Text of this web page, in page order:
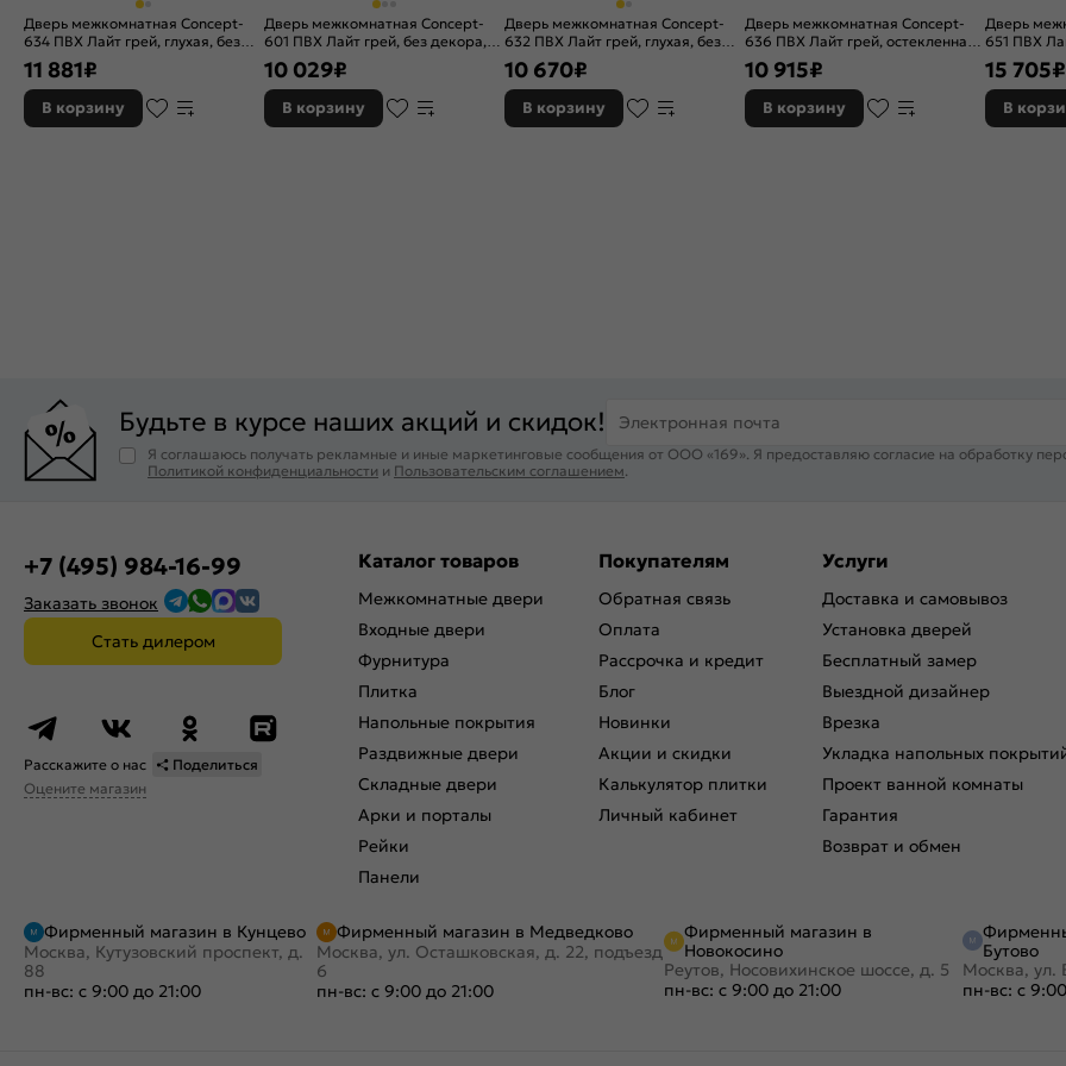
Дверь межкомнатная Concept-
634 ПВХ Лайт грей, глухая, без
кромки, царговая
11 881₽
В корзину
Дверь межкомнатная Concept-
601 ПВХ Лайт грей, без декора,
остекленная, лакобель чёрный,
без кромки, царговая
10 029₽
В корзину
Дверь межкомнатная Concept-
632 ПВХ Лайт грей, глухая, без
кромки, царговая
10 670₽
В корзину
Дверь межкомнатная Concept-
636 ПВХ Лайт грей, остекленная,
сатинат белый, без кромки,
царговая
10 915₽
В корзину
Дверь
651 ПВХ
сатинат
царговая
15 705₽
В
Будьте в курсе наших акций и скидок! Электронная почта
Я соглашаюсь получать рекламные и иные маркетинговые сообщения от ООО «169». Я предоставляю согласие на обработку
Политикой конфиденциальности и Пользовательским соглашением.
+7 (495) 984-16-99
Заказать звонок
Стать дилером
Расскажите о нас
Поделиться
Оцените магазин
Каталог товаров
Межкомнатные двери
Входные двери
Фурнитура
Плитка
Напольные покрытия
Раздвижные двери
Складные двери
Арки и порталы
Рейки
Панели
Покупателям
Обратная связь
Оплата
Рассрочка и кредит
Блог
Новинки
Акции и скидки
Калькулятор плитки
Личный кабинет
Услуги
Доставка и самовывоз
Установка дверей
Бесплатный замер
Выездной дизайнер
Врезка
Укладка напольных
Проект ванной комнаты
Гарантия
Возврат и обмен
Фирменный магазин в Кунцево
Москва, Кутузовский проспект, д.
88
пн-вс: с 9:00 до 21:00
Фирменный магазин в Медведково
Москва, ул. Осташковская, д. 22, подъезд
6
пн-вс: с 9:00 до 21:00
Фирменный магазин в
Новокосино
Реутов, Носовихинское шоссе, д. 5
пн-вс: с 9:00 до 21:00
Бутово
Москва, ул.
пн-вс: с